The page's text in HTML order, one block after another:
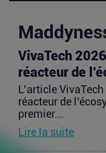
VivaTech
réacteur de
L’article
réacteur de
premier...
Lire la suite